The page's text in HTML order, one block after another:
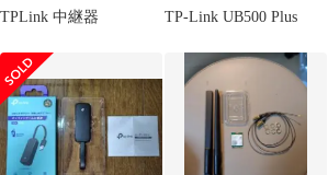
TPLink 中継器 TP-Link UB500 Plus